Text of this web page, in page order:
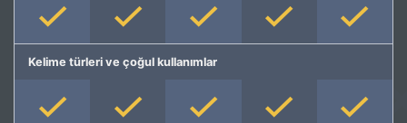
Kelime türleri ve çoğul kullanımlar